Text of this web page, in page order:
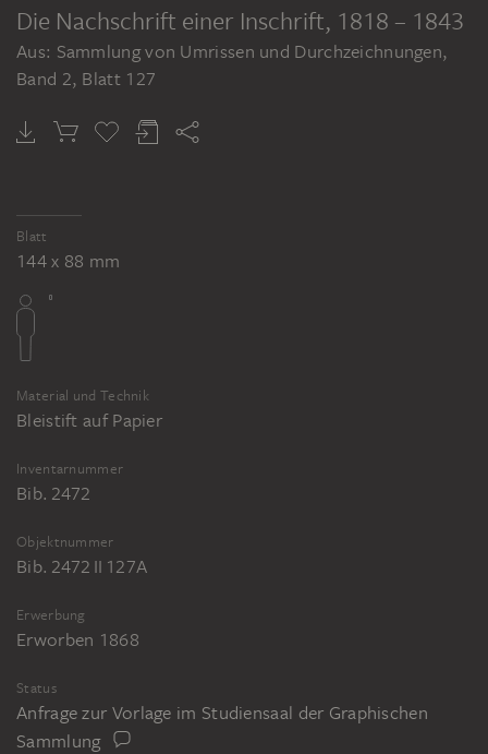
Sammlung von Umrissen und Durchzeichnungen, Band 2
Die Nachschrift einer Inschrift, 1818 – 1843
Aus: Sammlung von Umrissen und Durchzeichnungen,
Band 2, Blatt 127
Blatt
144 x 88 mm
Material und Technik
Bleistift auf Papier
Inventarnummer
Bib. 2472
Objektnummer
Bib. 2472 II 127A
Erwerbung
Erworben 1868
Status
Anfrage zur Vorlage im Studiensaal der Graphischen
Sammlung